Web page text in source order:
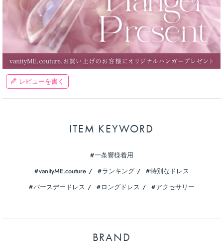
レビューを書く
ITEM KEYWORD
一条響様着用
vanityME.couture
ランキング
特別なドレス
バースデードレス
ロングドレス アクセサリー
BRAND